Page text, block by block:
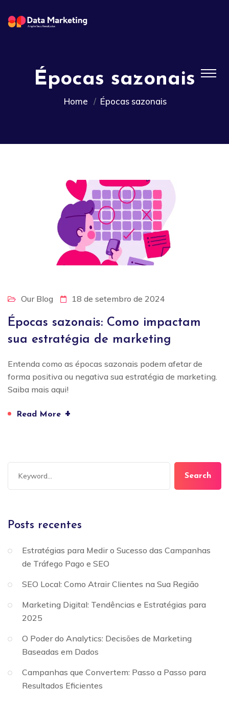
Épocas sazonais
Home Épocas sazonais
Our Blog 18 de setembro de 2024
Épocas sazonais: Como impactam
sua estratégia de marketing
Entenda como as épocas sazonais podem afetar de
forma positiva ou negativa sua estratégia de marketing.
Saiba mais aqui!
Read More +
Search
Posts recentes
Estratégias para Medir o Sucesso das Campanhas
de Tráfego Pago e SEO
SEO Local: Como Atrair Clientes na Sua Região
Marketing Digital: Tendências e Estratégias para
2025
O Poder do Analytics: Decisões de Marketing
Baseadas em Dados
Campanhas que Convertem: Passo a Passo para
Resultados Eficientes